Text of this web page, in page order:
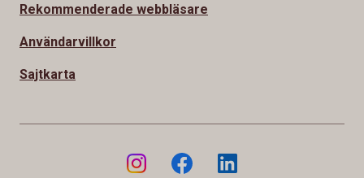
Rekommenderade webbläsare
Användarvillkor
Sajtkarta